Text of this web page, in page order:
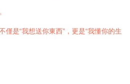
僅是“我想送你東西”，更是“我懂你的生